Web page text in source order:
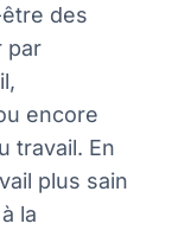
des
par
encore
travail. En
plus sain
la